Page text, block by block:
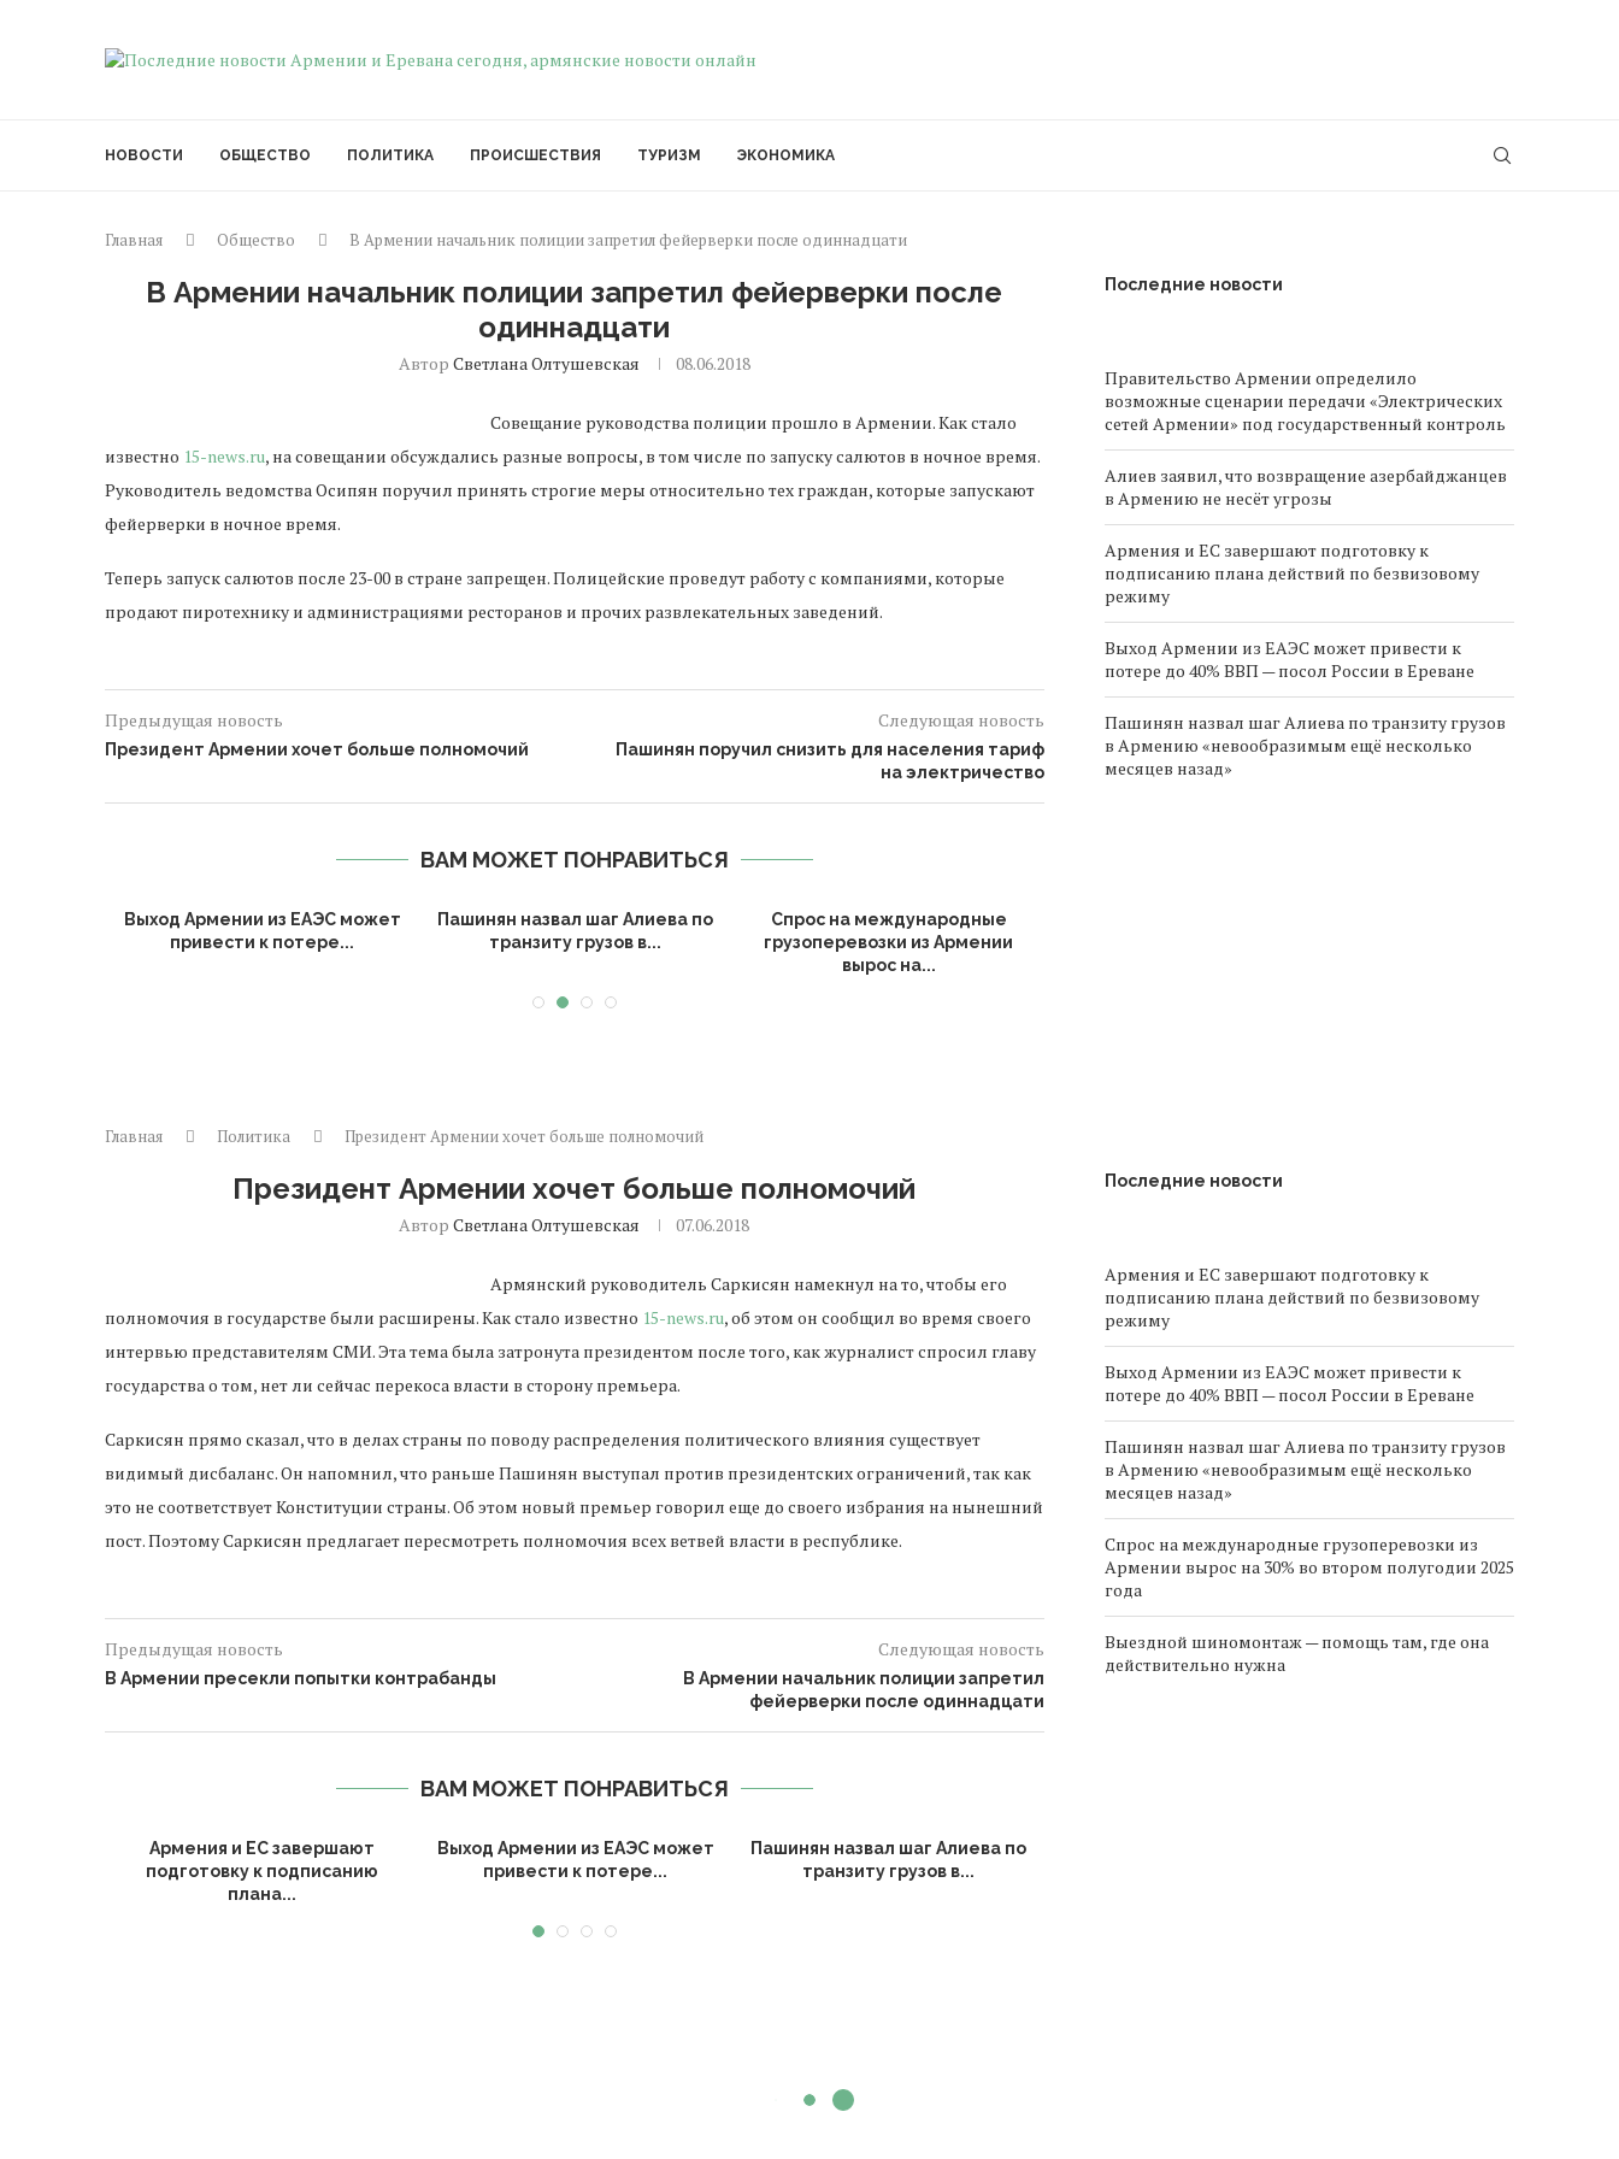
НОВОСТИ ОБЩЕСТВО ПОЛИТИКА ПРОИСШЕСТВИЯ ТУРИЗМ ЭКОНОМИКА
Главная Общество В Армении начальник полиции запретил фейерверки после одиннадцати
В Армении начальник полиции запретил фейерверки после
одиннадцати
Автор Светлана Олтушевская 08.06.2018
Совещание руководства полиции прошло в Армении. Как стало
известно 15-news.ru, на совещании обсуждались разные вопросы, в том числе по запуску салютов в ночное время.
Руководитель ведомства Осипян поручил принять строгие меры относительно тех граждан, которые запускают
фейерверки в ночное время.
Теперь запуск салютов после 23-00 в стране запрещен. Полицейские проведут работу с компаниями, которые
продают пиротехнику и администрациями ресторанов и прочих развлекательных заведений.
Предыдущая новость
Президент Армении хочет больше полномочий
Следующая новость
Пашинян поручил снизить для населения тариф
на электричество
ВАМ МОЖЕТ ПОНРАВИТЬСЯ
Выход Армении из ЕАЭС может
привести к потере...
Пашинян назвал шаг Алиева по
транзиту грузов в...
Спрос на международные
грузоперевозки из Армении
вырос на...
Последние новости
Правительство Армении определило
возможные сценарии передачи «Электрических
сетей Армении» под государственный контроль
Алиев заявил, что возвращение азербайджанцев
в Армению не несёт угрозы
Армения и ЕС завершают подготовку к
подписанию плана действий по безвизовому
режиму
Выход Армении из ЕАЭС может привести к
потере до 40% ВВП — посол России в Ереване
Пашинян назвал шаг Алиева по транзиту грузов
в Армению «невообразимым ещё несколько
месяцев назад»
Главная Политика Президент Армении хочет больше полномочий
Президент Армении хочет больше полномочий
АвторСветлана Олтушевская 07.06.2018
Армянский руководитель Саркисян намекнул на то, чтобы его
полномочия в государстве были расширены. Как стало известно 15-news.ru, об этом он сообщил во время своего
интервью представителям СМИ. Эта тема была затронута президентом после того, как журналист спросил главу
государства о том, нет ли сейчас перекоса власти в сторону премьера.
Саркисян прямо сказал, что в делах страны по поводу распределения политического влияния существует
видимый дисбаланс. Он напомнил, что раньше Пашинян выступал против президентских ограничений, так как
это не соответствует Конституции страны. Об этом новый премьер говорил еще до своего избрания на нынешний
пост. Поэтому Саркисян предлагает пересмотреть полномочия всех ветвей власти в республике.
Предыдущая новость
В Армении пресекли попытки контрабанды
Следующая новость
В Армении начальник полиции запретил
фейерверки после одиннадцати
ВАМ МОЖЕТ ПОНРАВИТЬСЯ
Армения и ЕС завершают
подготовку к подписанию
плана...
Выход Армении из ЕАЭС может
привести к потере...
Пашинян назвал шаг Алиева по
транзиту грузов в...
Последние новости
Армения и ЕС завершают подготовку к
подписанию плана действий по безвизовому
режиму
Выход Армении из ЕАЭС может привести к
потере до 40% ВВП — посол России в Ереване
Пашинян назвал шаг Алиева по транзиту грузов
в Армению «невообразимым ещё несколько
месяцев назад»
Спрос на международные грузоперевозки из
Армении вырос на 30% во втором полугодии 2025
года
Выездной шиномонтаж — помощь там, где она
действительно нужна